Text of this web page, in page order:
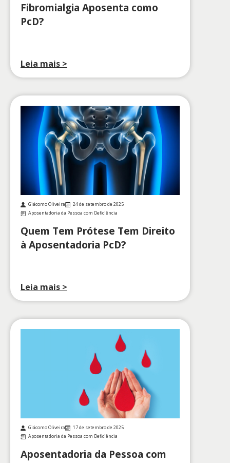
Fibromialgia Aposenta como
PcD?
Leia mais >
Giácomo Oliveira
24 de setembro de 2025
Aposentadoria da Pessoa com Deficiência
Quem Tem Prótese Tem Direito
à Aposentadoria PcD?
Leia mais >
Giácomo Oliveira
17 de setembro de 2025
Aposentadoria da Pessoa com Deficiência
Aposentadoria da Pessoa com